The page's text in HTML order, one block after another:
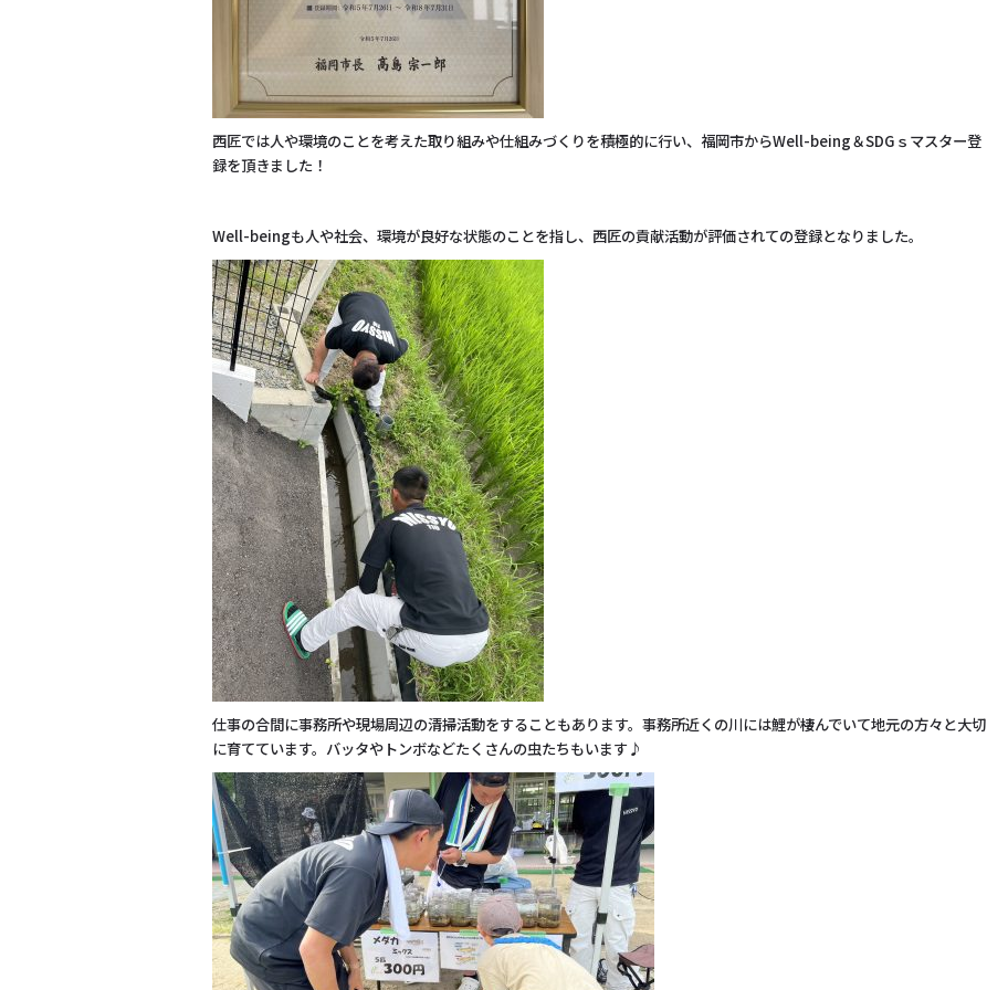
西匠では人や環境のことを考えた取り組みや仕組みづくりを積極的に行い、福岡市からWell-being＆SDGｓマスター登
録を頂きました！
Well-beingも人や社会、環境が良好な状態のことを指し、西匠の貢献活動が評価されての登録となりました。
仕事の合間に事務所や現場周辺の清掃活動をすることもあります。事務所近くの川には鯉が棲んでいて地元の方々と大切
に育てています。バッタやトンボなどたくさんの虫たちもいます♪